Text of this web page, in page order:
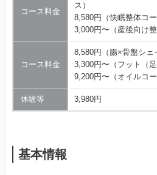
コース料金
ス）
8,580円（快眠整体コー
3,000円〜（産後向け
コース料金
8,580円（腸×骨盤シェ
3,300円〜（フット（足
9,200円〜（オイルコー
体験等 3,980円
基本情報